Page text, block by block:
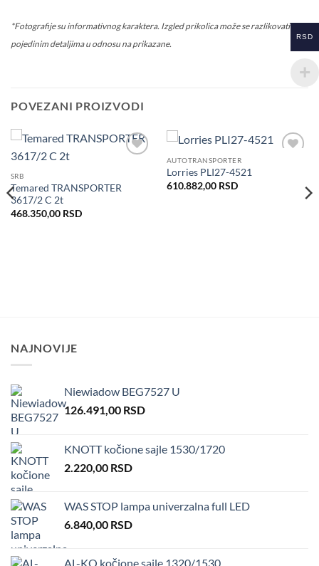
*Fotografije su informativnog karaktera. Izgled prikolica može se razlikovati u
pojedinim detaljima u odnosu na prikazane.
POVEZANI PROIZVODI
SRB
Temared TRANSPORTER
3617/2 C 2t
468.350,00 RSD
AUTOTRANSPORTER
Lorries PLI27-4521
610.882,00 RSD
NAJNOVIJE
Niewiadow BEG7527 U
126.491,00 RSD
KNOTT kočione sajle 1530/1720
2.220,00 RSD
WAS STOP lampa univerzalna full LED
6.840,00 RSD
AL-KO kočione sajle 1320/1530
RSD